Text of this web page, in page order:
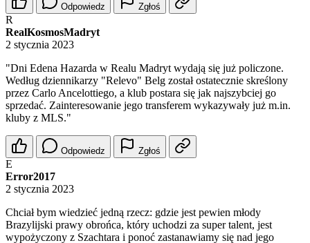
Odpowiedz Zgłoś
R
RealKosmosMadryt
2 stycznia 2023
"Dni Edena Hazarda w Realu Madryt wydają się już policzone.
Według dziennikarzy "Relevo" Belg został ostatecznie skreślony
przez Carlo Ancelottiego, a klub postara się jak najszybciej go
sprzedać. Zainteresowanie jego transferem wykazywały już m.in.
kluby z MLS."
Odpowiedz Zgłoś
E
Error2017
2 stycznia 2023
Chciał bym wiedzieć jedną rzecz: gdzie jest pewien młody
Brazylijski prawy obrońca, który uchodzi za super talent, jest
wypożyczony z Szachtara i ponoć zastanawiamy się nad jego